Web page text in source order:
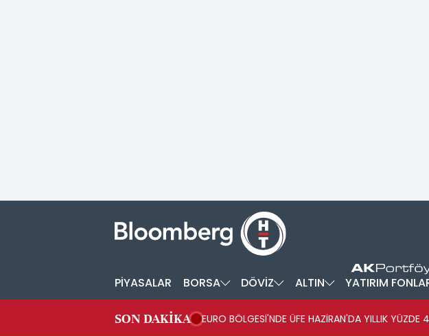
PİYASALAR BORSA DÖVİZ ALTIN YATIRIM
SON DAKİKA EURO BÖLGESİ'NDE ÜFE HAZİRAN'DA YILLIK